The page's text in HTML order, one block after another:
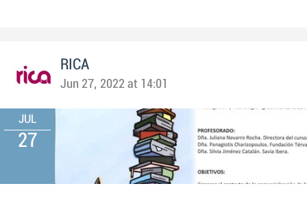
RICA
Jun 27, 2022 at 14:01
JUL
27